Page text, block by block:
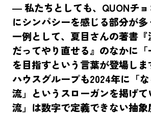
― 私たちとしても、QUONチ
にシンパシーを感じる部分が多
一例として、夏目さんの著書
だってやり直せる』のなかに「
を目指すという言葉が登場し
ハウスグループも2024年に「
流」というスローガンを掲げ
流」は数字で定義できない抽